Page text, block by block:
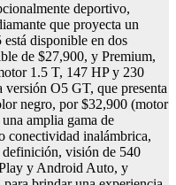
deportivo,
que proyecta un
disponible en dos
de $27,900, y Premium,
1.5 T, 147 HP y 230
O5 GT, que presenta
negro, por $32,900 (motor
amplia gama de
conectividad inalámbrica,
definición, visión de 540
y Android Auto, y